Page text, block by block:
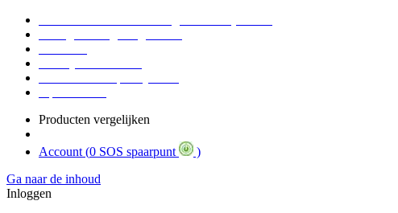
Producten vergelijken
Account (0 SOS spaarpunt
)
Ga naar de inhoud
Inloggen